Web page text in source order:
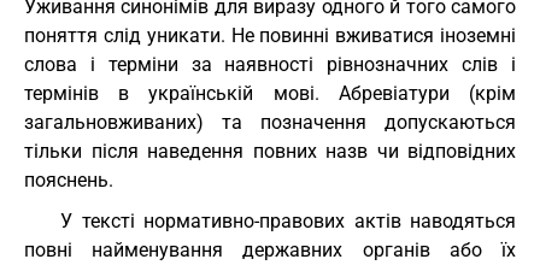
Уживання синонімів для виразу одного й того самого
поняття слід уникати. Не повинні вживатися іноземні
слова і терміни за наявності рівнозначних слів і
термінів в українській мові. Абревіатури (крім
загальновживаних) та позначення допускаються
тільки після наведення повних назв чи відповідних
пояснень.
У тексті нормативно-правових актів наводяться
повні найменування державних органів або їх